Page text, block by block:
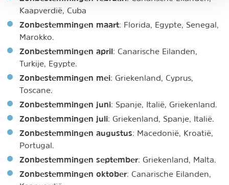
Kaapverdië, Cuba
Zonbestemmingen maart: Florida, Egypte, Senegal,
Marokko.
Zonbestemmingen april: Canarische Eilanden,
Turkije, Egypte.
Zonbestemmingen mei: Griekenland, Cyprus,
Toscane.
Zonbestemmingen juni: Spanje, Italië, Griekenland.
Zonbestemmingen juli: Griekenland, Spanje, Italië.
Zonbestemmingen augustus: Macedonië, Kroatië,
Portugal.
Zonbestemmingen september: Griekenland, Malta.
Zonbestemmingen oktober: Canarische Eilanden,